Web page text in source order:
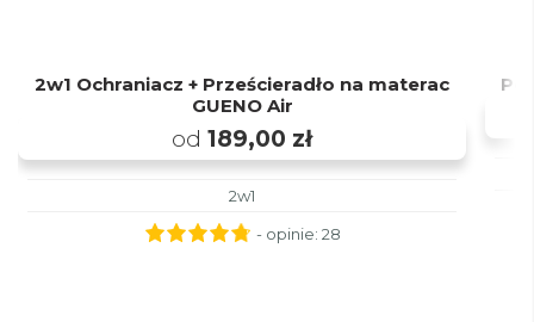
2w1 Ochraniacz + Prześcieradło na materac
GUENO Air
od 189,00 zł
2w1
- opinie: 28